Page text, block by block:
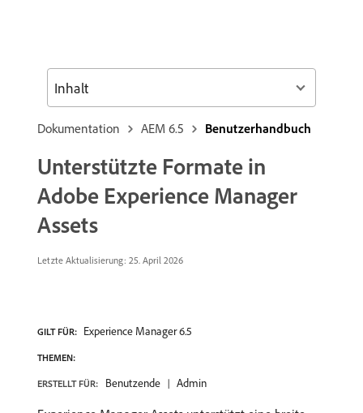
Dokumentation AEM 6.5 Benutzerhandbuch
Unterstützte Formate in
Adobe Experience Manager
Assets
Letzte Aktualisierung: 25. April 2026
GILT FÜR: Experience Manager 6.5
THEMEN:
ERSTELLT FÜR: Benutzende Admin
Inhalt